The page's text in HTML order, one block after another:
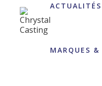
ACTUALITÉS
MARQUES &